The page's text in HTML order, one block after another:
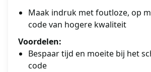
Maak indruk met foutloze, op
code van hogere kwaliteit
Voordelen:
Bespaar tijd en moeite bij het
code